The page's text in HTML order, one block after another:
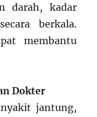
darah, kadar
berkala.
membantu
Dokter
jantung,